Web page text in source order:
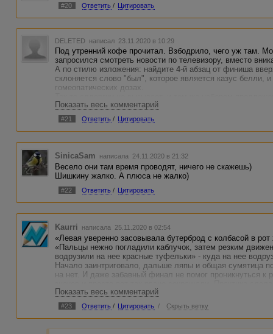
#20 Ответить / Цитировать
DELETED написал 23.11.2020 в 10:29
Под утренний кофе прочитал. Взбодрило, чего уж там.
запросился смотреть новости по телевизору, вместо
А по стилю изложения: найдите 4-й абзац от финиша
склоняется слово "был", которое является казус белли,
гомеопатических дозах.
более выигрышно.
Очень много рассказов содержат фатальное начало,
вон. А проблема в том, что такое начало обязывает
Ещё раз: лучше, когда проще.
Показать весь комментарий
#21 Ответить / Цитировать
SinicaSam написала 24.11.2020 в 21:32
Весело они там время проводят, ничего не скажешь)
Шишкину жалко. А плюса не жалко)
#22 Ответить / Цитировать
Kaurri написала 25.11.2020 в 02:54
«Левая уверенно засовывала бутерброд с колбасой в
«Пальцы нежно погладили каблучок, затем резким
водрузили на нее красные туфельки» - куда на нее
Начало заинтриговало, дальше ляпы и общая сумятица
на нет. И даже забавный финал не помог проникнуться к
раз.
Показать весь комментарий
#23 Ответить / Цитировать / Скрыть ветку